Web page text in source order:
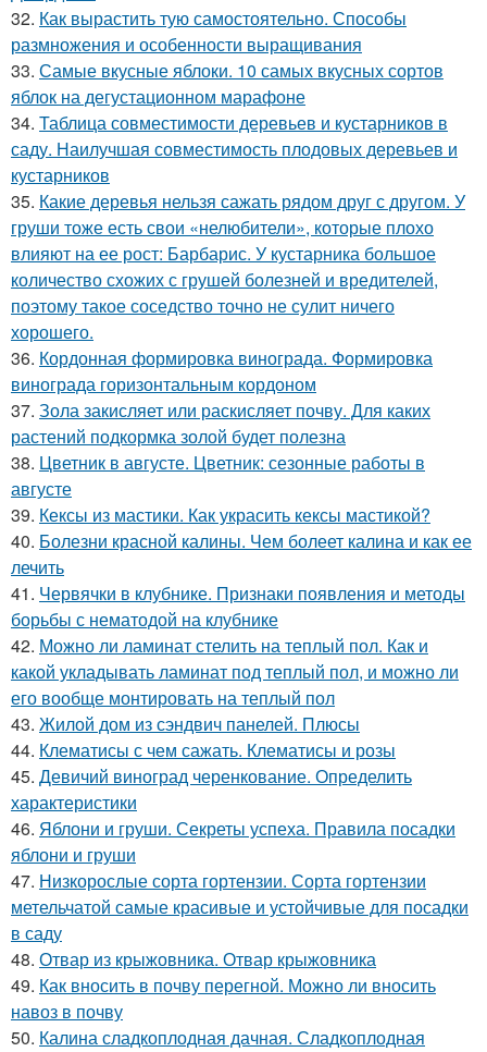
32. Как вырастить тую самостоятельно. Способы
размножения и особенности выращивания
33. Самые вкусные яблоки. 10 самых вкусных сортов
яблок на дегустационном марафоне
34. Таблица совместимости деревьев и кустарников в
саду. Наилучшая совместимость плодовых деревьев и
кустарников
35. Какие деревья нельзя сажать рядом друг с другом. У
груши тоже есть свои «нелюбители», которые плохо
влияют на ее рост: Барбарис. У кустарника большое
количество схожих с грушей болезней и вредителей,
поэтому такое соседство точно не сулит ничего
хорошего.
36. Кордонная формировка винограда. Формировка
винограда горизонтальным кордоном
37. Зола закисляет или раскисляет почву. Для каких
растений подкормка золой будет полезна
38. Цветник в августе. Цветник: сезонные работы в
августе
39. Кексы из мастики. Как украсить кексы мастикой?
40. Болезни красной калины. Чем болеет калина и как ее
лечить
41. Червячки в клубнике. Признаки появления и методы
борьбы с нематодой на клубнике
42. Можно ли ламинат стелить на теплый пол. Как и
какой укладывать ламинат под теплый пол, и можно ли
его вообще монтировать на теплый пол
43. Жилой дом из сэндвич панелей. Плюсы
44. Клематисы с чем сажать. Клематисы и розы
45. Девичий виноград черенкование. Определить
характеристики
46. Яблони и груши. Секреты успеха. Правила посадки
яблони и груши
47. Низкорослые сорта гортензии. Сорта гортензии
метельчатой самые красивые и устойчивые для посадки
в саду
48. Отвар из крыжовника. Отвар крыжовника
49. Как вносить в почву перегной. Можно ли вносить
навоз в почву
50. Калина сладкоплодная дачная. Сладкоплодная